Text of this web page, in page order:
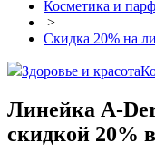
Косметика и
>
Скидка 20% на
Здоровье и красота
Линейка A-
скидкой 20%